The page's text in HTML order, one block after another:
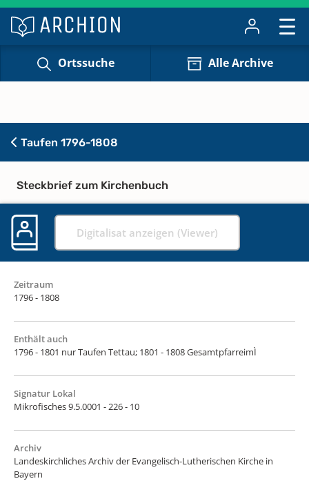
Ortssuche Alle Archive
Taufen 1796-1808
Steckbrief zum Kirchenbuch
Digitalisat anzeigen (Viewer)
Zeitraum
1796 - 1808
Enthält auch
1796 - 1801 nur Taufen Tettau; 1801 - 1808 GesamtpfarreimÌ
Signatur Lokal
Mikrofisches 9.5.0001 - 226 - 10
Archiv
Landeskirchliches Archiv der Evangelisch-Lutherischen Kirche in
Bayern